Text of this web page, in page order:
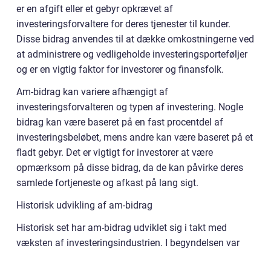
er en afgift eller et gebyr opkrævet af
investeringsforvaltere for deres tjenester til kunder.
Disse bidrag anvendes til at dække omkostningerne ved
at administrere og vedligeholde investeringsporteføljer
og er en vigtig faktor for investorer og finansfolk.
Am-bidrag kan variere afhængigt af
investeringsforvalteren og typen af investering. Nogle
bidrag kan være baseret på en fast procentdel af
investeringsbeløbet, mens andre kan være baseret på et
fladt gebyr. Det er vigtigt for investorer at være
opmærksom på disse bidrag, da de kan påvirke deres
samlede fortjeneste og afkast på lang sigt.
Historisk udvikling af am-bidrag
Historisk set har am-bidrag udviklet sig i takt med
væksten af investeringsindustrien. I begyndelsen var